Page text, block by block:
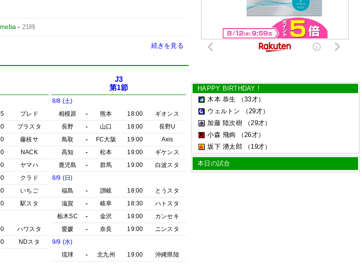
- 21時
続きを見る
プレド
プラスタ
藤枝サ
NACK
ヤマハ
クラド
いちご
駅スタ
ハワスタ
NDスタ
J3
第1節
8/8 (土)
相模原
- 熊本 18:00
ギオンス
長野
- 山口 18:00
長野U
鳥取
- FC大阪 19:00
Axis
高知
- 松本 19:00
ギケンス
鹿児島
- 群馬 19:00
白波スタ
8/9 (日)
福島
- 讃岐 18:00
とうスタ
滋賀
- 岐阜 18:30
ハトスタ
栃木SC
- 金沢 19:00
カンセキ
愛媛
- 奈良 19:00
ニンスタ
9/9 (水)
琉球
- 北九州 19:00 沖縄県陸
HAPPY BIRTHDAY !
木本 恭生
（33才）
ウェルトン
（29才）
加藤 陸次樹
（29才）
小森 飛絢
（26才）
坂下 湧太郎
（19才）
本日の試合